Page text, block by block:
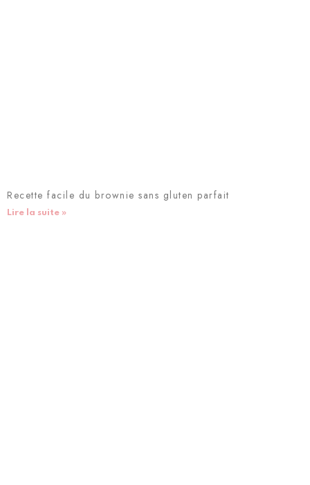
Recette facile du brownie sans gluten parfait
Lire la suite »